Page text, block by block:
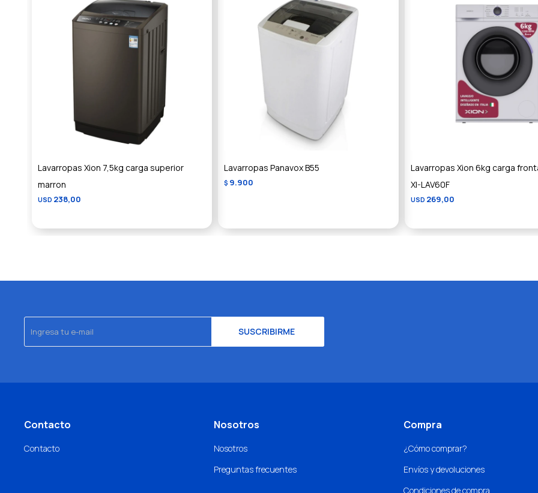
Lavarropas Xion 7,5kg carga superior
marron
USD 238,00
Lavarropas Panavox B55
$ 9.900
Lavarropas Xion 6kg carga
XI-LAV60F
USD 269,00
SUSCRIBIRME
Contacto
Contacto
Nosotros
Nosotros
Preguntas frecuentes
Compra
¿Cómo comprar?
Envíos y devoluciones
Condiciones de compra